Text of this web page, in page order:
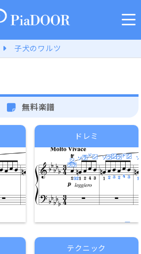
子犬のワルツ
無料楽譜
ドレミ
テクニック